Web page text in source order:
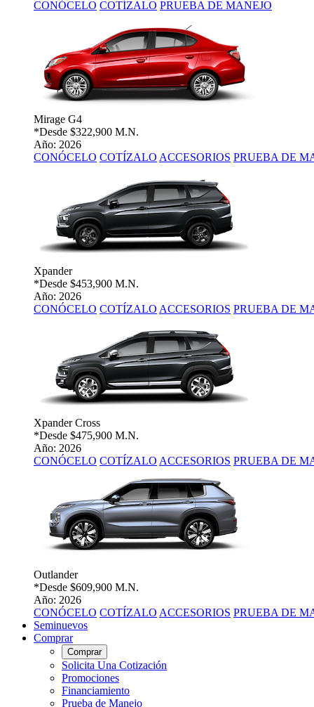
CONÓCELO COTÍZALO PRUEBA DE MANEJO
Mirage G4
*Desde $322,900 M.N.
Año: 2026
CONÓCELO COTÍZALO ACCESORIOS PRUEBA DE
Xpander
*Desde $453,900 M.N.
Año: 2026
CONÓCELO COTÍZALO ACCESORIOS PRUEBA DE
Xpander Cross
*Desde $475,900 M.N.
Año: 2026
CONÓCELO COTÍZALO ACCESORIOS PRUEBA DE
Outlander
*Desde $609,900 M.N.
Año: 2026
CONÓCELO COTÍZALO ACCESORIOS PRUEBA DE
Seminuevos
Comprar
Comprar
Solicita Una Cotización
Promociones
Financiamiento
Prueba de Manejo